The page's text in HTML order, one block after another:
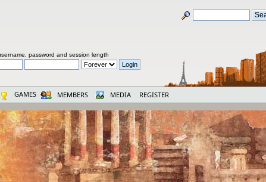
password and session length
GAMES MEMBERS MEDIA REGISTER